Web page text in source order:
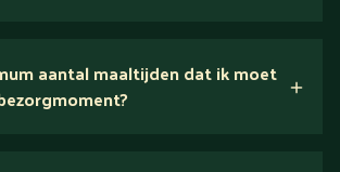
aantal maaltijden dat ik moet